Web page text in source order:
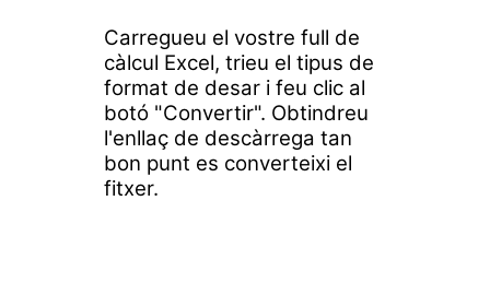
Carregueu el vostre full de
càlcul Excel, trieu el tipus de
format de desar i feu clic al
botó "Convertir". Obtindreu
l'enllaç de descàrrega tan
bon punt es converteixi el
fitxer.